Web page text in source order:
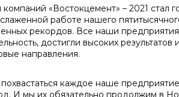
«Востокцемент» – 2021 стал
работе нашего
рекордов. Все наши
достигли высоких
направления.
каждое наше
И мы их обязательно продолжим в